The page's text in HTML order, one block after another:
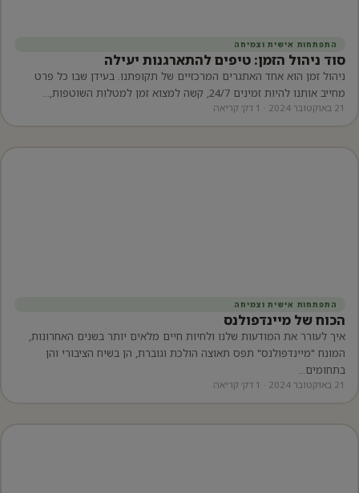
התפתחות אישית וצמיחה
סוד ניהול הזמן: טיפים להתארגנות יעילה
ניהול זמן הוא אחד האתגרים המרכזיים של תקופתנו. בעידן שבו כל פרט
מחייב אותנו להיות זמינים 24/7, קשה למצוא זמן למטלות השוטפות,…
21 באוקטובר 2024 · 1 דק׳ קריאה
התפתחות אישית וצמיחה
הכוח של מיינדפולנס
איך לעורר את המודעות שלנו ולחיות חיים מלאים יותר בשנים האחרונות,
המונח "מיינדפולנס" תפס תאוצה הולכת וגוברת, הן בשיח הציבורי והן
בתחומים…
21 באוקטובר 2024 · 1 דק׳ קריאה